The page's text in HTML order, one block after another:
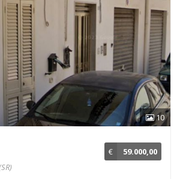
10
€ 59.000,00